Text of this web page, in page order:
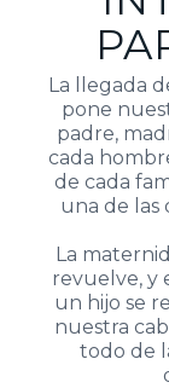
La llegada
pone
padre,
cada
de cada
una de las
La
revuelve, y
un hijo se
nuestra
todo de